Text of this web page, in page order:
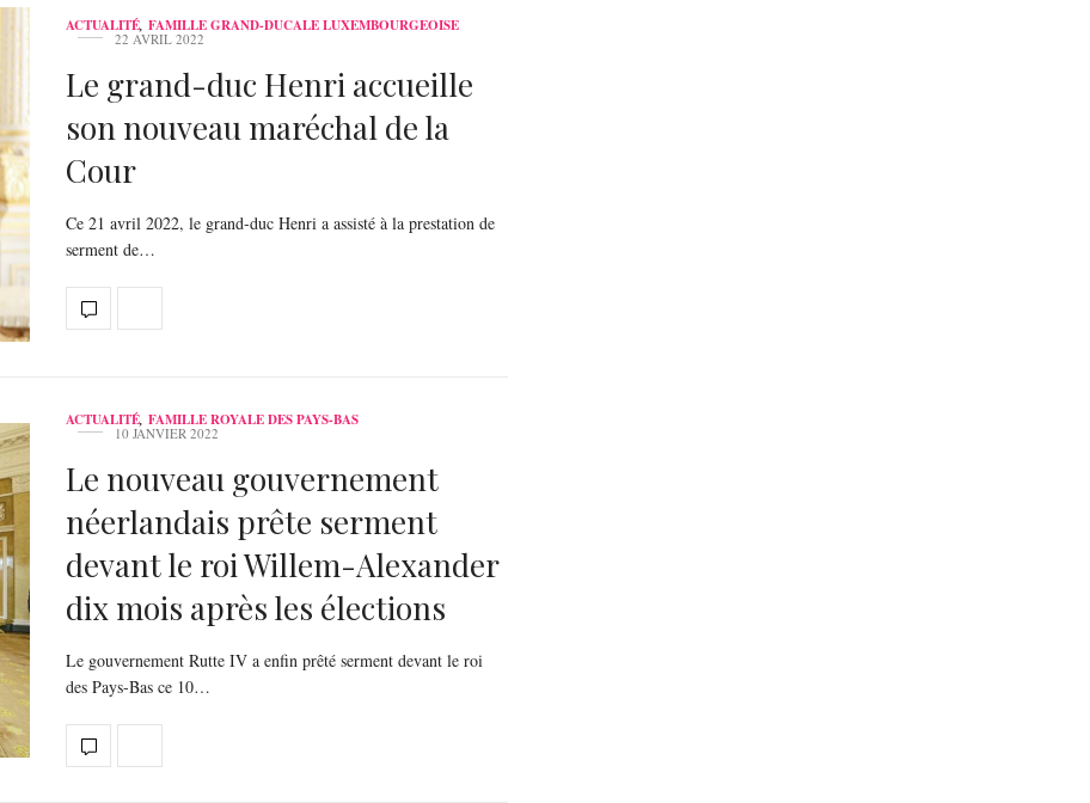
ACTUALITÉ, FAMILLE GRAND-DUCALE LUXEMBOURGEOISE
22 AVRIL 2022
Le grand-duc Henri accueille
son nouveau maréchal de la
Cour
Ce 21 avril 2022, le grand-duc Henri a assisté à la prestation de
serment de…
ACTUALITÉ, FAMILLE ROYALE DES PAYS-BAS
10 JANVIER 2022
Le nouveau gouvernement
néerlandais prête serment
devant le roi Willem-Alexander
dix mois après les élections
Le gouvernement Rutte IV a enfin prêté serment devant le roi
des Pays-Bas ce 10…